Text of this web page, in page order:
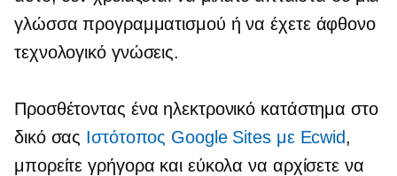
γλώσσα προγραμματισμού ή να έχετε άφθονο
τεχνολογικό γνώσεις.
Προσθέτοντας ένα ηλεκτρονικό κατάστημα στο
δικό σας Ιστότοπος Google Sites με Ecwid,
μπορείτε γρήγορα και εύκολα να αρχίσετε να